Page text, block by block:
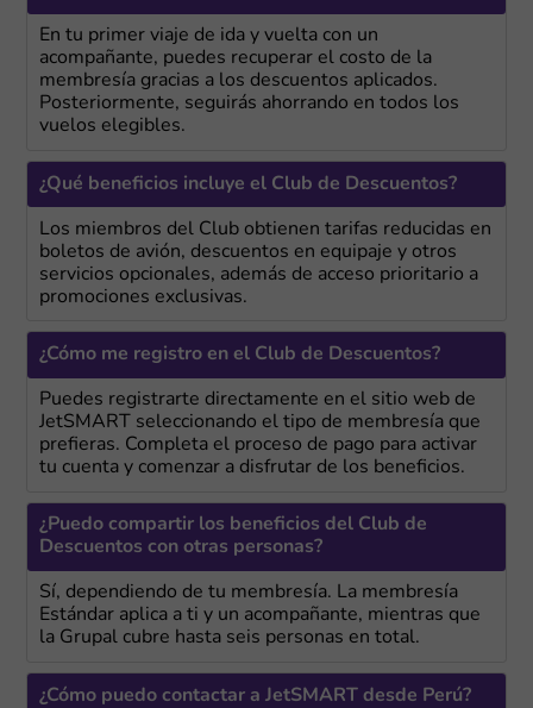
En tu primer viaje de ida y vuelta con un
acompañante, puedes recuperar el costo de la
membresía gracias a los descuentos aplicados.
Posteriormente, seguirás ahorrando en todos los
vuelos elegibles.
¿Qué beneficios incluye el Club de Descuentos?
Los miembros del Club obtienen tarifas reducidas en
boletos de avión, descuentos en equipaje y otros
servicios opcionales, además de acceso prioritario a
promociones exclusivas.
¿Cómo me registro en el Club de Descuentos?
Puedes registrarte directamente en el sitio web de
JetSMART seleccionando el tipo de membresía que
prefieras. Completa el proceso de pago para activar
tu cuenta y comenzar a disfrutar de los beneficios.
¿Puedo compartir los beneficios del Club de
Descuentos con otras personas?
Sí, dependiendo de tu membresía. La membresía
Estándar aplica a ti y un acompañante, mientras que
la Grupal cubre hasta seis personas en total.
¿Cómo puedo contactar a JetSMART desde Perú?